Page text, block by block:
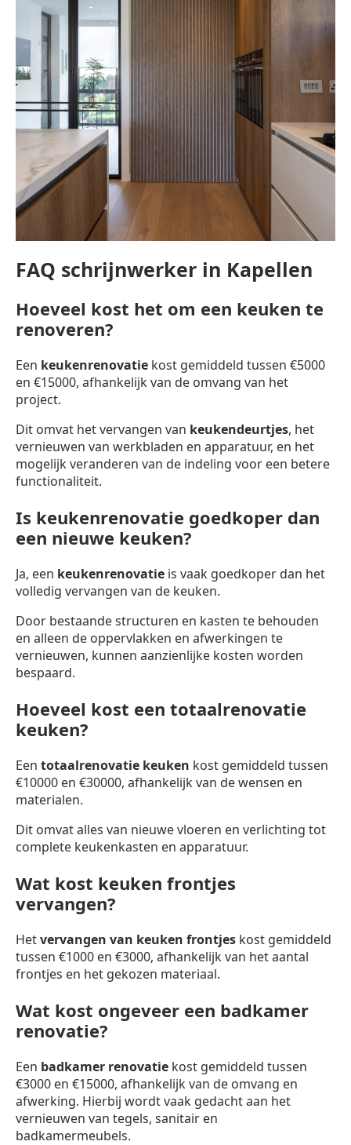
FAQ schrijnwerker in Kapellen
Hoeveel kost het om een keuken te
renoveren?
Een keukenrenovatie kost gemiddeld tussen €5000
en €15000, afhankelijk van de omvang van het
project.
Dit omvat het vervangen van keukendeurtjes, het
vernieuwen van werkbladen en apparatuur, en het
mogelijk veranderen van de indeling voor een betere
functionaliteit.
Is keukenrenovatie goedkoper dan
een nieuwe keuken?
Ja, een keukenrenovatie is vaak goedkoper dan het
volledig vervangen van de keuken.
Door bestaande structuren en kasten te behouden
en alleen de oppervlakken en afwerkingen te
vernieuwen, kunnen aanzienlijke kosten worden
bespaard.
Hoeveel kost een totaalrenovatie
keuken?
Een totaalrenovatie keuken kost gemiddeld tussen
€10000 en €30000, afhankelijk van de wensen en
materialen.
Dit omvat alles van nieuwe vloeren en verlichting tot
complete keukenkasten en apparatuur.
Wat kost keuken frontjes
vervangen?
Hetvervangen van keuken frontjes kost gemiddeld
tussen €1000 en €3000, afhankelijk van het aantal
frontjes en het gekozen materiaal.
Wat kost ongeveer een badkamer
renovatie?
Een badkamer renovatie kost gemiddeld tussen
€3000 en €15000, afhankelijk van de omvang en
afwerking. Hierbij wordt vaak gedacht aan het
vernieuwen van tegels, sanitair en
badkamermeubels.